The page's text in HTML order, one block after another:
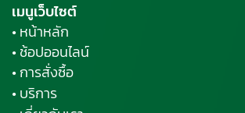
เมนูเว็บไซต์
• หน้าหลัก
• ช้อปออนไลน์
• การสั่งซื้อ
• บริการ